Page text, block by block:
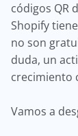
códigos QR
Shopify
no son
duda, un
crecimiento
Vamos a